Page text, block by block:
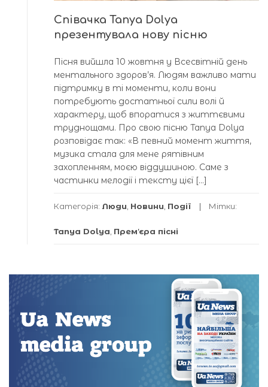
Співачка Tanya Dolya
презентувала нову пісню
Пісня вийшла 10 жовтня у Всесвітній день
ментального здоров’я. Людям важливо мати
підтримку в ті моменти, коли вони
потребують достатньої сили волі й
характеру, щоб впоратися з життєвими
труднощами. Про свою пісню Tanya Dolya
розповідає так: «В певний момент життя,
музика стала для мене рятівним
захопленням, моєю віддушиною. Саме з
частинки мелодії і тексту цієї […]
Категорія: Люди Новини Події Мітки:
Tanya Dolya Премʼєра пісні